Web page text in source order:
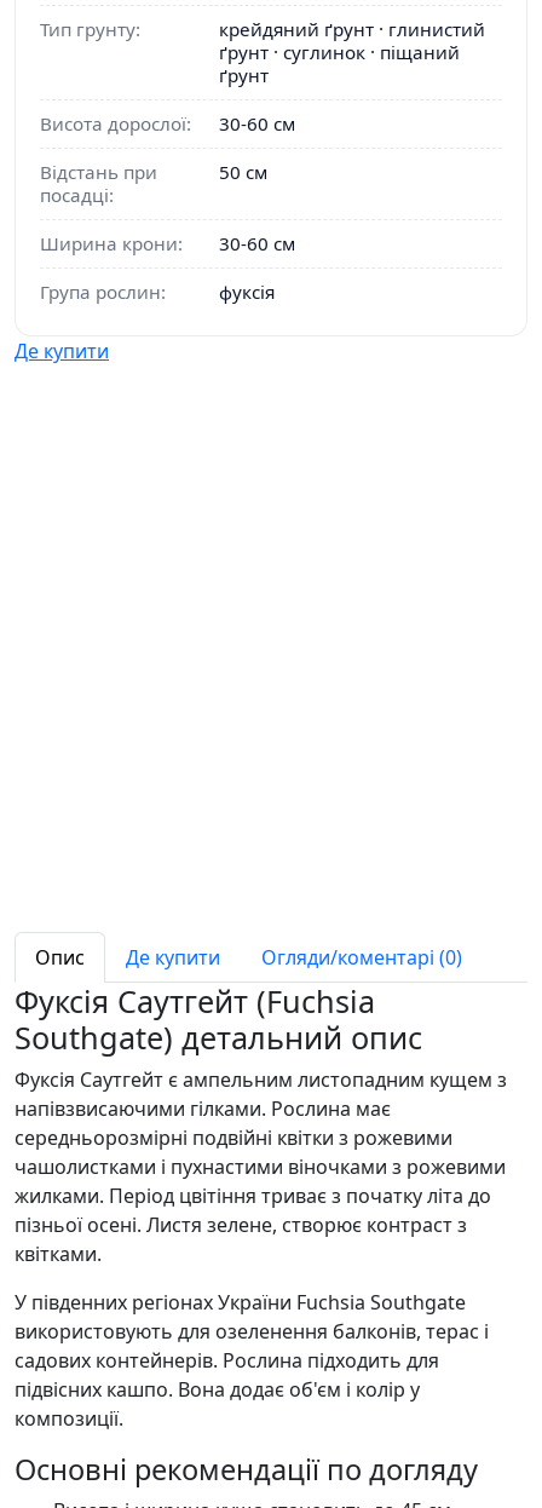
Тип грунту:
крейдяний ґрунт · глинистий
ґрунт · суглинок · піщаний
ґрунт
Висота дорослої:
30-60 см
Відстань при
посадці:
50 см
Ширина крони:
30-60 см
Група рослин:
фуксія
Де купити
Опис Де купити Огляди/коментарі (0)
Фуксія Саутгейт (Fuchsia
Southgate) детальний опис
Фуксія Саутгейт є ампельним листопадним кущем з
напівзвисаючими гілками. Рослина має
середньорозмірні подвійні квітки з рожевими
чашолистками і пухнастими віночками з рожевими
жилками. Період цвітіння триває з початку літа до
пізньої осені. Листя зелене, створює контраст з
квітками.
У південних регіонах України Fuchsia Southgate
використовують для озеленення балконів, терас і
садових контейнерів. Рослина підходить для
підвісних кашпо. Вона додає об'єм і колір у
композиції.
Основні рекомендації по догляду